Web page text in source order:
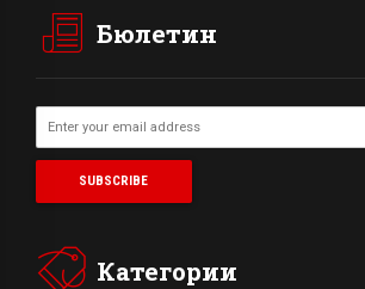
Бюлетин
Категории